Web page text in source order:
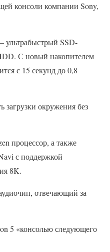
консоли компании Sony,
ультрабыстрый SSD-
С новый накопителем
с 15 секунд до 0,8
загрузки окружения без
процессор, а также
с поддержкой
8K.
отвечающий за
5 «консолью следующего